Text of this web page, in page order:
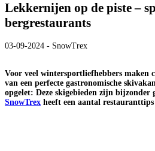
Lekkernijen op de piste –
bergrestaurants
03-09-2024 - SnowTrex
Voor veel wintersportliefhebbers maken
van een perfecte gastronomische
opgelet: Deze skigebieden zijn bijzonder
SnowTrex heeft een aantal